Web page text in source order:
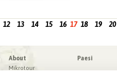
12 13 14 15 16 17 18 19 20
About
Mikrotour
Paesi